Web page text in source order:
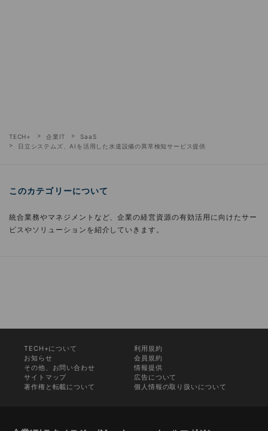
TECH+ 企業IT
SaaS
日立システムズ、AIを活用した水道設備の異常検知サービス提供
このカテゴリーについて
統合業務やマネジメントなど、企業の経営資源の有効活用に向けたサー
ビスやソリューションを紹介していきます。
TECH+について
利用規約
お知らせ
会員規約
その他、お問い合わせ
情報提供
サイトマップ
広告について
著作権と転載について
個人情報の取り扱いについて